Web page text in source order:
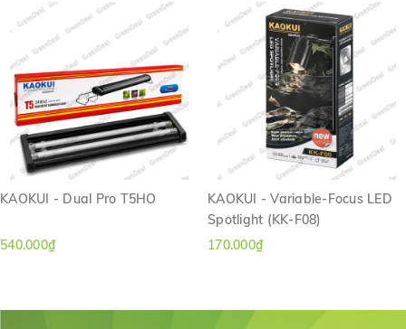
Chi tiết sản phẩm:
Công suất: 10W
Thân đèn có thể xoay 360 độ.
KAOKUI - Dual Pro T5HO
540.000₫
KAOKUI - Variable-Focus LED
Spotlight (KK-F08)
170.000₫